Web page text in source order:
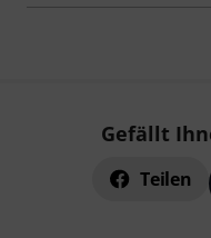
Gefällt
Teilen